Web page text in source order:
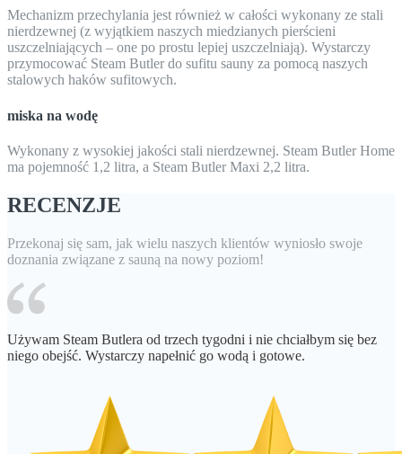
Mechanizm przechylania jest również w całości wykonany ze stali
nierdzewnej (z wyjątkiem naszych miedzianych pierścieni
uszczelniających – one po prostu lepiej uszczelniają). Wystarczy
przymocować Steam Butler do sufitu sauny za pomocą naszych
stalowych haków sufitowych.
miska na wodę
Wykonany z wysokiej jakości stali nierdzewnej. Steam Butler Home
ma pojemność 1,2 litra, a Steam Butler Maxi 2,2 litra.
RECENZJE
Przekonaj się sam, jak wielu naszych klientów wyniosło swoje
doznania związane z sauną na nowy poziom!
Używam Steam Butlera od trzech tygodni i nie chciałbym się bez
niego obejść. Wystarczy napełnić go wodą i gotowe.